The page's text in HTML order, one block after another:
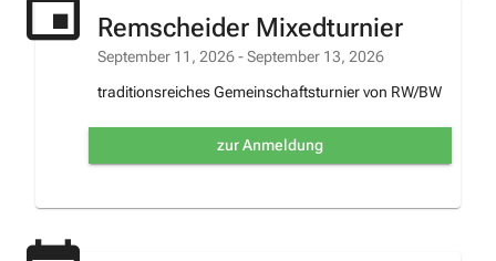
Remscheider Mixedturnier
September 11, 2026- September 13, 2026
traditionsreiches Gemeinschaftsturnier von RW/BW
zur Anmeldung